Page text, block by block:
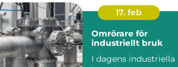
17. feb
Omrörare för
industriellt bruk
I dagens industriella